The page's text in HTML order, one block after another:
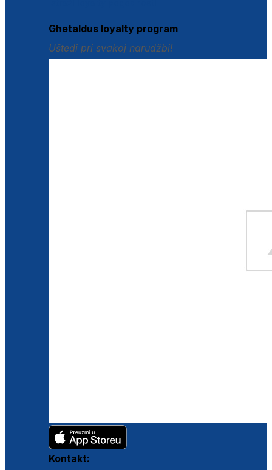
Ghetaldus loyalty program
Uštedi pri svakoj narudžbi!
Kontakt: